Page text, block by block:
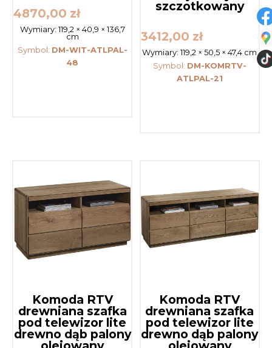
4870,00 zł
Wymiary: 119,2 × 40,9 × 136,7
cm
Symbol: DM-WIT-ATLPAL-
48
szczotkowany
3412,00 zł
Wymiary:119,2 × 50,5 × 47,4 cm
Symbol: DM-KOMRTV-
ATLPAL-21
Komoda RTV
drewniana szafka
pod telewizor lite
drewno dąb palony
Komoda RTV
drewniana szafka
pod telewizor lite
drewno dąb palony